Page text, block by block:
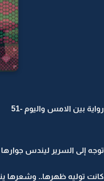
رواية بين الامس واليوم -51
توجه إلى السرير ليندس
كانت توليه ظهرها.. وشعرها